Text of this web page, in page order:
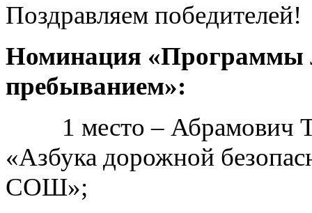
Поздравляем победителей!
Номинация «Программы
пребыванием»:
1 место – Абрамович
«Азбука дорожной
СОШ»;